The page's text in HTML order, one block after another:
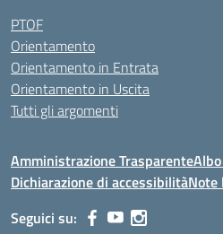
PTOF
Orientamento
Orientamento in Entrata
Orientamento in Uscita
Tutti gli argomenti
Amministrazione Trasparente
Dichiarazione di accessibilitàNote
Seguici su: